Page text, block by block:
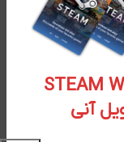
STEAM